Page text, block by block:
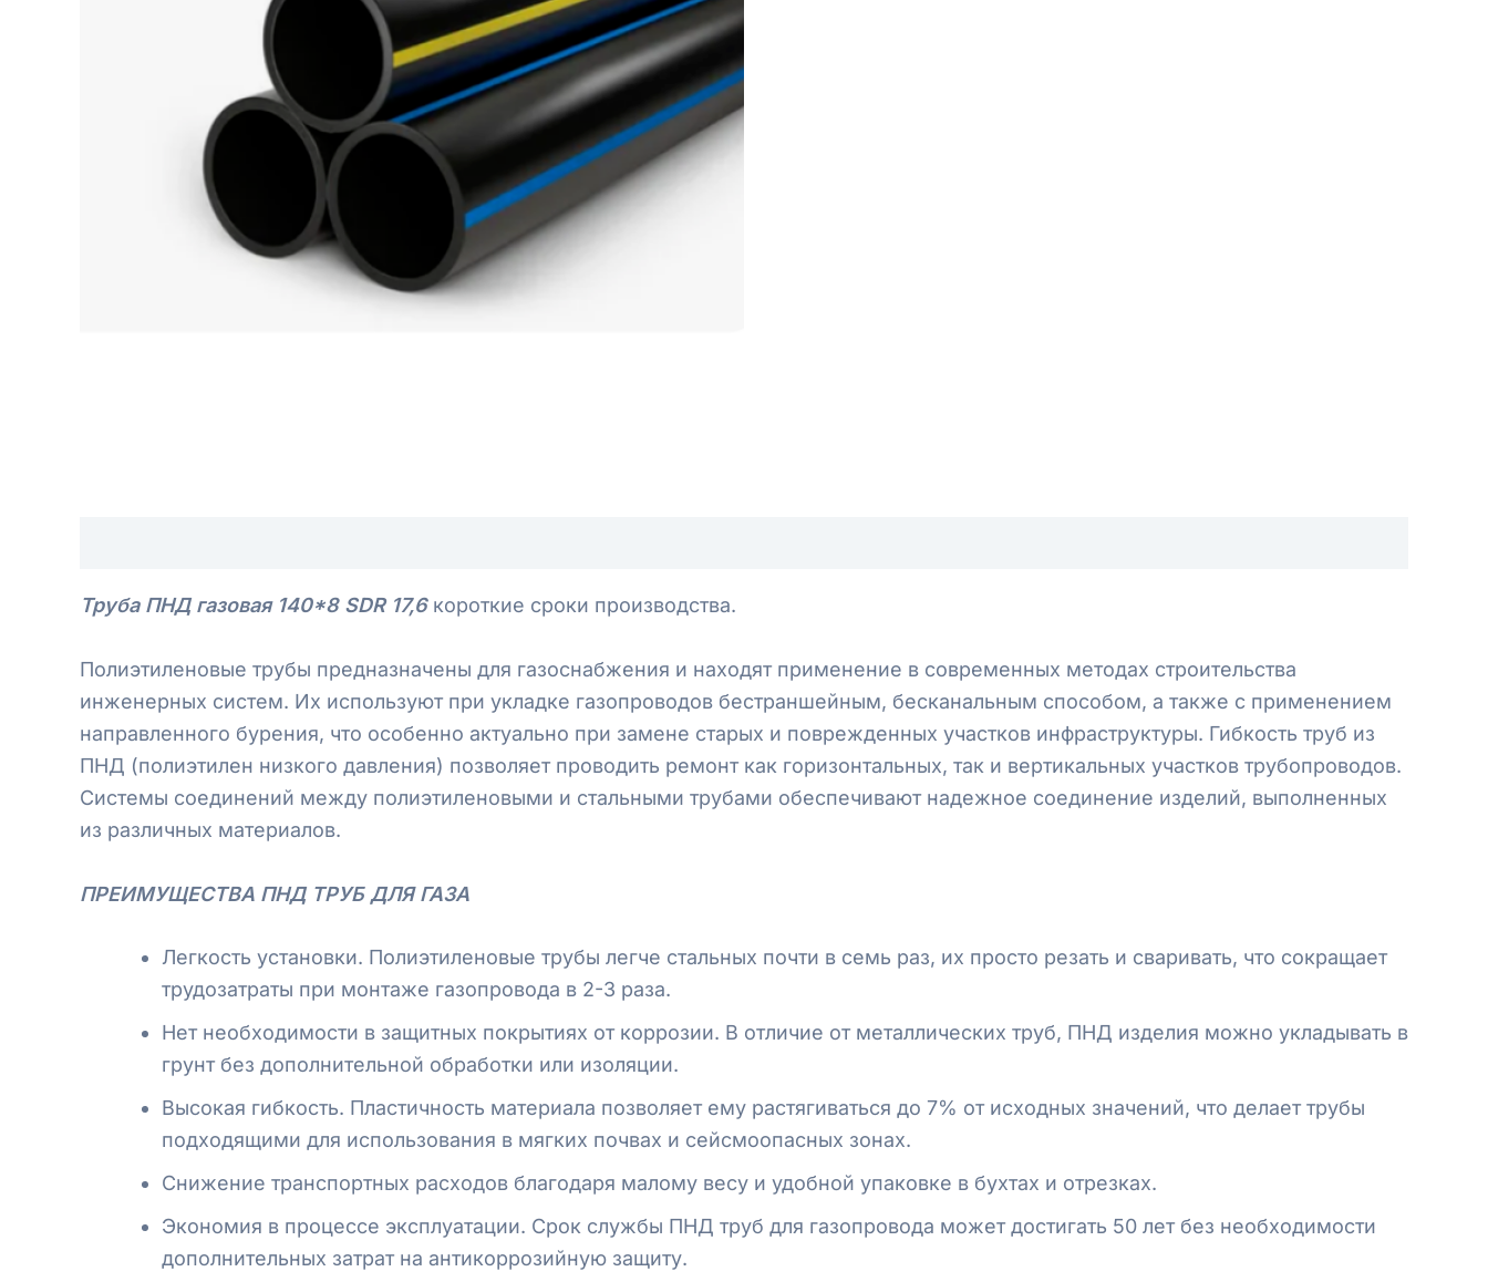
Труба ПНД газовая 140*8 SDR 17,6короткие сроки производства.
Полиэтиленовые трубы предназначены для газоснабжения и находят применение в современных методах строительства
инженерных систем. Их используют при укладке газопроводов бестраншейным, бесканальным способом, а также с применением
направленного бурения, что особенно актуально при замене старых и поврежденных участков инфраструктуры. Гибкость труб из
ПНД (полиэтилен низкого давления) позволяет проводить ремонт как горизонтальных, так и вертикальных участков трубопроводов.
Системы соединений между полиэтиленовыми и стальными трубами обеспечивают надежное соединение изделий, выполненных
из различных материалов.
ПРЕИМУЩЕСТВА ПНД ТРУБ ДЛЯ ГАЗА
Легкость установки. Полиэтиленовые трубы легче стальных почти в семь раз, их просто резать и сваривать, что сокращает
трудозатраты при монтаже газопровода в 2-3 раза.
Нет необходимости в защитных покрытиях от коррозии. В отличие от металлических труб, ПНД изделия можно укладывать в
грунт без дополнительной обработки или изоляции.
Высокая гибкость. Пластичность материала позволяет ему растягиваться до 7% от исходных значений, что делает трубы
подходящими для использования в мягких почвах и сейсмоопасных зонах.
Снижение транспортных расходов благодаря малому весу и удобной упаковке в бухтах и отрезках.
Экономия в процессе эксплуатации. Срок службы ПНД труб для газопровода может достигать 50 лет без необходимости
дополнительных затрат на антикоррозийную защиту.